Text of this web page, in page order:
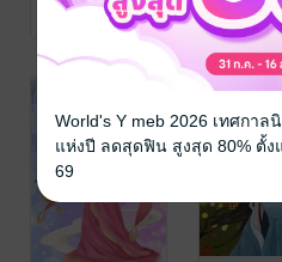
Thonkao_oo
นิยายรักจีนโบราณ นิยายรักจีน
2 Rating
World's Y meb 2026 เทศกา
แห่งปี ลดสุดฟิน สูงสุด 80% ตั้ง
69